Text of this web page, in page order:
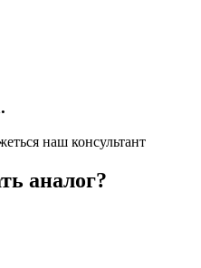
наш консультант
аналог?